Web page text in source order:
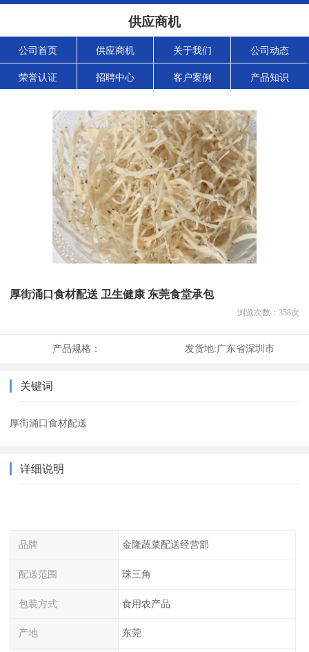
供应商机
公司首页 供应商机 关于我们 公司动态
荣誉认证 招聘中心 客户案例 产品知识
厚街涌口食材配送 卫生健康 东莞食堂承包
浏览次数： 358次
产品规格： 发货地:广东省深圳市
关键词
厚街涌口食材配送
详细说明
品牌 金隆蔬菜配送经营部
配送范围 珠三角
包装方式 食用农产品
产地 东莞